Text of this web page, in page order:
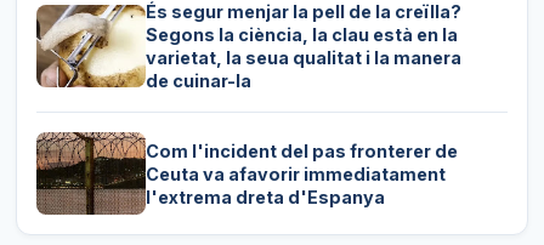
És segur menjar la pell de la creïlla?
Segons la ciència, la clau està en la
varietat, la seua qualitat i la manera
de cuinar-la
Com l'incident del pas fronterer de
Ceuta va afavorir immediatament
l'extrema dreta d'Espanya